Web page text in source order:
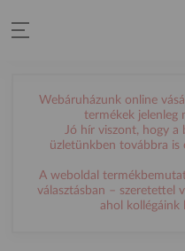
Webáruházunk online
termékek jelenleg
Jó hír viszont, hogy
üzletünkben továbbra is
A weboldal
választásban – szeretettel
ahol kollégáink